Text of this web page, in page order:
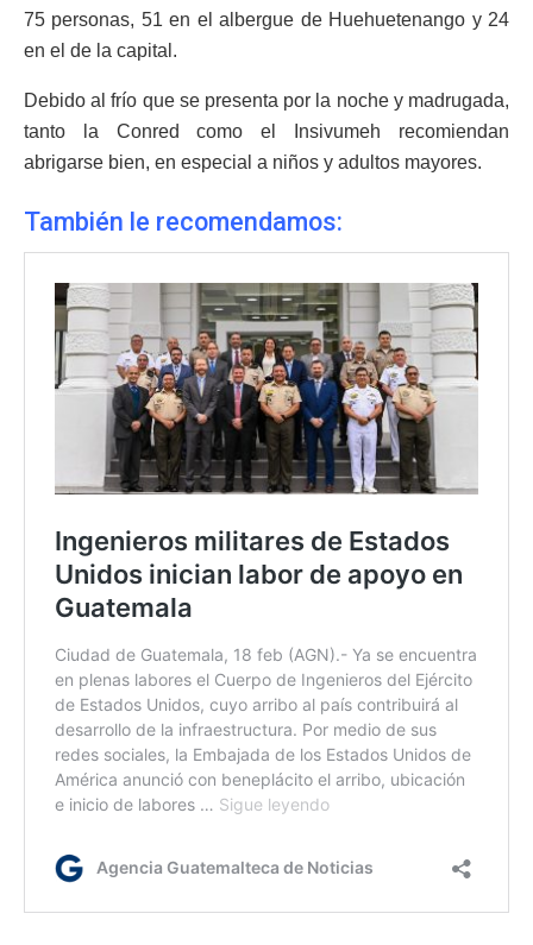
75 personas, 51 en el albergue de Huehuetenango y 24
en el de la capital.
Debido al frío que se presenta por la noche y madrugada,
tanto la Conred como el Insivumeh recomiendan
abrigarse bien, en especial a niños y adultos mayores.
También le recomendamos: